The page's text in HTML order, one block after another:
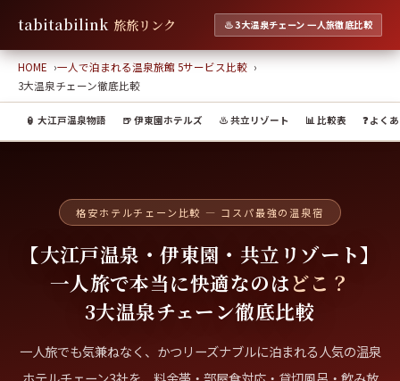
tabitabilink 旅旅リンク ♨ 3大温泉チェーン 一人旅徹底比較
HOME
一人で泊まれる温泉旅館 5サービス比較
3大温泉チェーン徹底比較
🏮 大江戸温泉物語 🍺 伊東園ホテルズ ♨ 共立リゾート 📊 比較表 ❓ よく
格安ホテルチェーン比較 — コスパ最強の温泉宿
【大江戸温泉・伊東園・共立リゾート】
一人旅で本当に快適なのはどこ？
3大温泉チェーン徹底比較
一人旅でも気兼ねなく、かつリーズナブルに泊まれる人気の温泉